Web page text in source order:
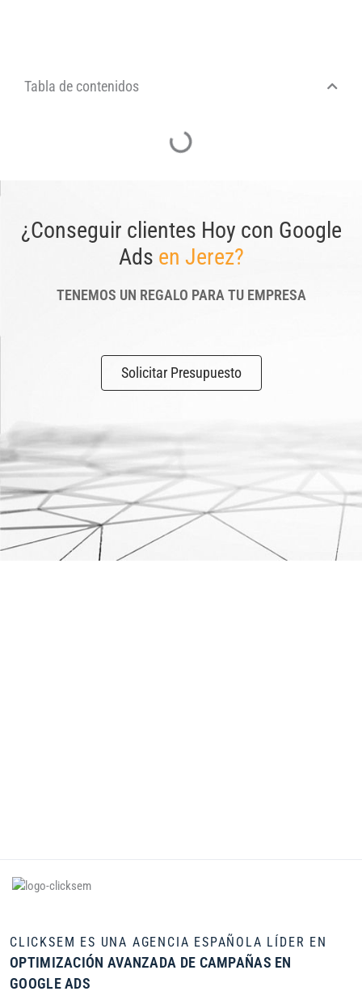
Tabla de contenidos
¿Conseguir clientes Hoy con Google
Ads en Jerez?
TENEMOS UN REGALO PARA TU EMPRESA
Solicitar Presupuesto
CLICKSEM ES UNA AGENCIA ESPAÑOLA LÍDER EN
OPTIMIZACIÓN AVANZADA DE CAMPAÑAS EN
GOOGLE ADS